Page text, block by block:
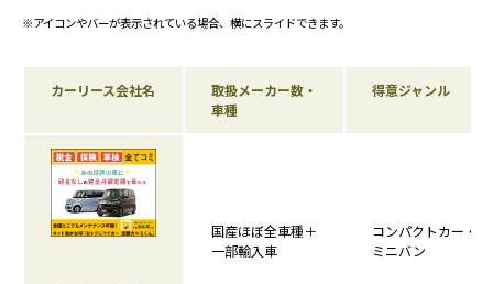
※アイコンやバーが表示されている場合、横にスライドできます。
カーリース会社名
取扱メーカー数・
車種
得意ジャンル
国産ほぼ全車種＋
一部輸入車
コンパクトカー・
ミニバン